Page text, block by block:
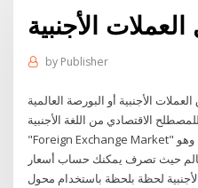
الأجنبية
by Publisher
الأجنبية أو البورصة العالمية
الاقتصادي من اللغة الأجنبية
"Foreign Exchange Market" أي "سوق تداول العملات الأجنبية"، وهو
حيث تصرف يمكنك حساب أسعار
لحظة بلحظة باستخدام محول